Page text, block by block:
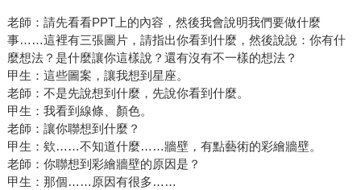
老師：請先看看PPT上的內容，然後我會說明我們要做什麼
事……這裡有三張圖片，請指出你看到什麼，然後說說：你有什
麼想法？是什麼讓你這樣說？還有沒有不一樣的想法？
甲生：這些圖案，讓我想到星座。
老師：不是先說想到什麼，先說你看到什麼。
甲生：我看到線條、顏色。
老師：讓你聯想到什麼？
甲生：欸……不知道什麼……牆壁，有點藝術的彩繪牆壁。
老師：你聯想到彩繪牆壁的原因是？
甲生：那個……原因有很多……